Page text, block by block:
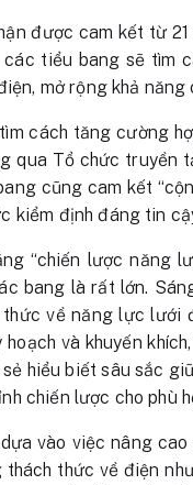
được cam kết từ
các tiểu bang sẽ tìm
mở rộng khả
cách tăng cường
qua Tổ chức truyền
cũng cam kết
kiểm định đáng tin
“chiến lược năng
bang là rất lớn.
về năng lực
và khuyến
hiểu biết sâu sắc
chiến lược cho phù
vào việc nâng
thức về điện